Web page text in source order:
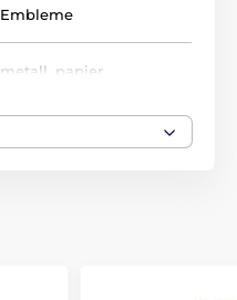
Embleme
metall papier